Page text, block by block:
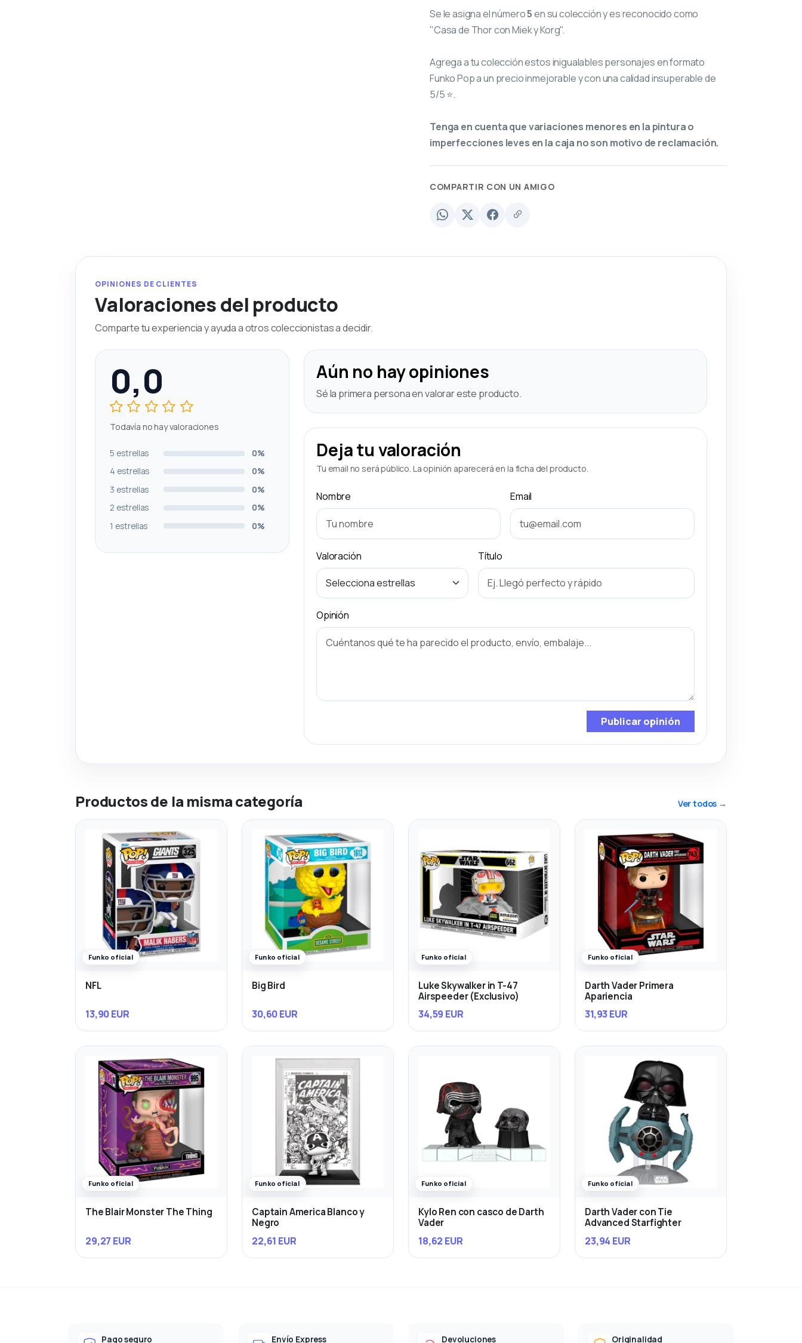
Se le asigna el número5en su colección y es reconocido como
"Casa de Thor con Miek y Korg".
Agrega a tu colección estos inigualables personajes en formato
Funko Pop a un precio inmejorable y con una calidad insuperable de
5/5 ⭐.
Tenga en cuenta que variaciones menores en la pintura o
imperfecciones leves en la caja no son motivo de reclamación.
COMPARTIR CON UN AMIGO
OPINIONES DE CLIENTES
Valoraciones del producto
Comparte tu experiencia y ayuda a otros coleccionistas a decidir.
0,0
Todavía no hay valoraciones
5 estrellas
0%
4 estrellas
0%
3 estrellas
0%
2 estrellas
0%
1 estrellas
0%
Aún no hay opiniones
Sé la primera persona en valorar este producto.
Deja tu valoración
Tu email no será público. La opinión aparecerá en la ficha del producto.
Nombre Email
Valoración Título
Opinión
Publicar opinión
Productos de la misma categoría Ver todos →
Funko oficial
NFL
13,90 EUR
Funko oficial
Big Bird
30,60 EUR
Funko oficial
Luke Skywalker in T-47
Airspeeder (Exclusivo)
34,59 EUR
Funko oficial
Darth Vader Primera
Apariencia
31,93 EUR
Funko oficial
The Blair Monster The Thing
29,27 EUR
Funko oficial
Captain America Blanco y
Negro
22,61 EUR
Funko oficial
Kylo Ren con casco de Darth
Vader
18,62 EUR
Funko oficial
Darth Vader con Tie
Advanced Starfighter
23,94 EUR
Pago seguro Envío Express Devoluciones Originalidad